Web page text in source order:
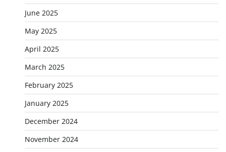
June 2025
May 2025
April 2025
March 2025
February 2025
January 2025
December 2024
November 2024